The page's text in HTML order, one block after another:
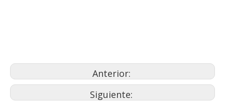
Anterior:
Siguiente: